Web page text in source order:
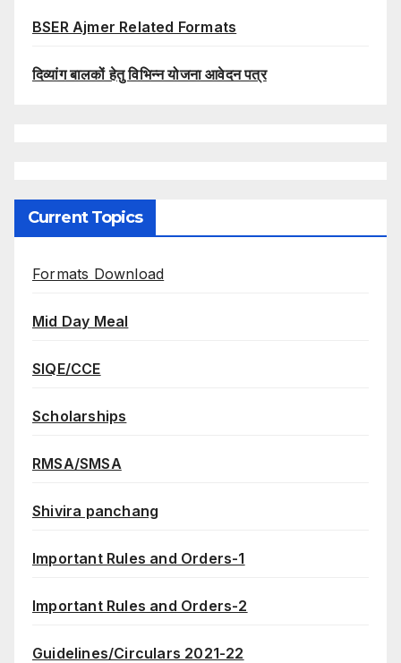
BSER Ajmer Related Formats
दिव्यांग बालकों हेतु विभिन्न योजना आवेदन पत्र
Current Topics
Formats Download
Mid Day Meal
SIQE/CCE
Scholarships
RMSA/SMSA
Shivira panchang
Important Rules and Orders-1
Important Rules and Orders-2
Guidelines/Circulars 2021-22